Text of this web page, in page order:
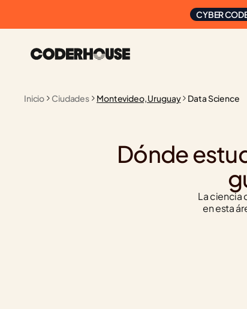
CYBER
Inicio Ciudades Montevideo, Uruguay Data Science
Dónde
La ciencia
en esta